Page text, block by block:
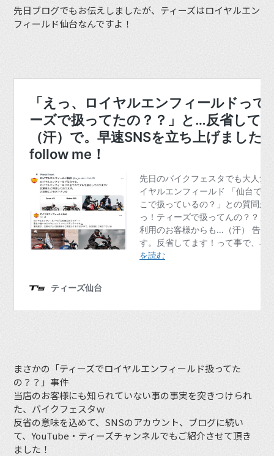
先日ブログでもお伝えしましたが、ティーズはロイヤルエン
フィールド仙台なんですよ！
まさかの「ティーズでロイヤルエンフィールド扱ってた
の？？」事件
当店のお客様にも知られていない事の事実を突きつけられ
た、バイクフェスタｗ
反省の意味を込めて、SNSのアカウント、ブログに続い
て、YouTube・ティーズチャンネルでもご紹介させて頂き
ました！